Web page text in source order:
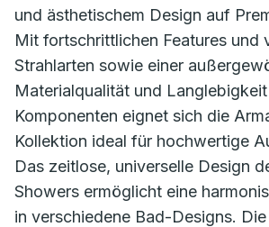
und ästhetischem Design auf
Mit fortschrittlichen Features und
Strahlarten sowie einer
Materialqualität und
Komponenten eignet sich die
Kollektion ideal für hochwertige
Das zeitlose, universelle Design
Showers ermöglicht eine
in verschiedene Bad-Designs.